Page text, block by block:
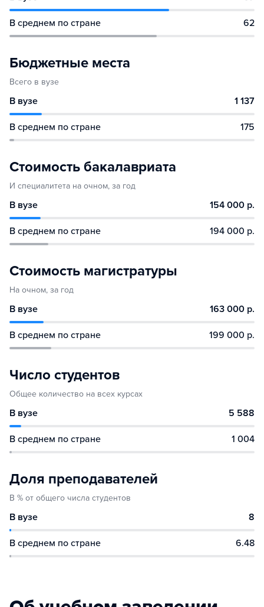
В среднем по стране 62
Бюджетные места
Всего в вузе
В вузе 1 137
В среднем по стране 175
Стоимость бакалавриата
И специалитета на очном, за год
В вузе 154 000 р.
В среднем по стране 194 000 р.
Стоимость магистратуры
На очном, за год
В вузе 163 000 р.
В среднем по стране 199 000 р.
Число студентов
Общее количество на всех курсах
В вузе 5 588
В среднем по стране 1 004
Доля преподавателей
В % от общего числа студентов
В вузе 8
В среднем по стране 6.48